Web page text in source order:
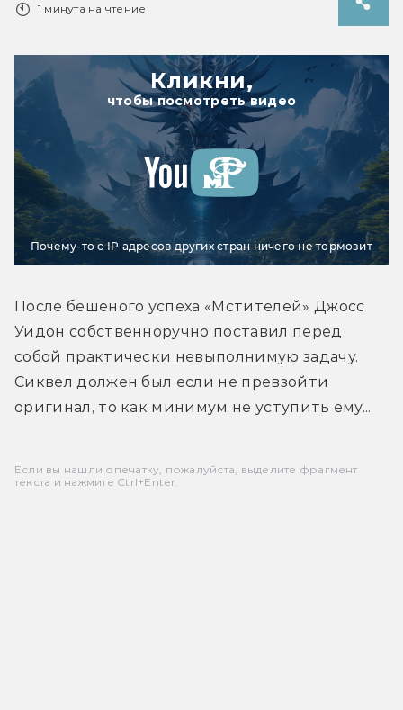
1 минута на чтение
Кликни,
чтобы посмотреть видео
Почему-то с IP адресов других стран ничего не тормозит
После бешеного успеха «Мстителей» Джосс
Уидон собственноручно поставил перед
собой практически невыполнимую задачу.
Сиквел должен был если не превзойти
оригинал, то как минимум не уступить ему...
Если вы нашли опечатку, пожалуйста, выделите фрагмент
текста и нажмите Ctrl+Enter.